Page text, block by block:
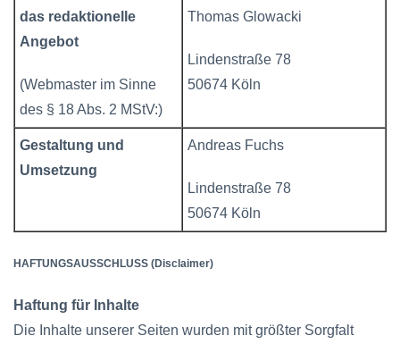
das redaktionelle
Angebot
(Webmaster im Sinne
des § 18 Abs. 2 MStV:)
Thomas Glowacki
Lindenstraße 78
50674 Köln
Gestaltung und
Umsetzung
Andreas Fuchs
Lindenstraße 78
50674 Köln
HAFTUNGSAUSSCHLUSS (Disclaimer)
Haftung für Inhalte
Die Inhalte unserer Seiten wurden mit größter Sorgfalt